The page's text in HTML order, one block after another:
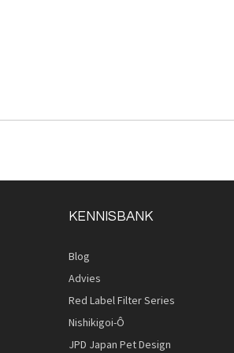
KENNISBANK
Blog
Advies
Red Label Filter Series
Nishikigoi-Ô
JPD Japan Pet Design